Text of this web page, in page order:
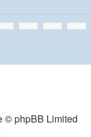
© phpBB Limited